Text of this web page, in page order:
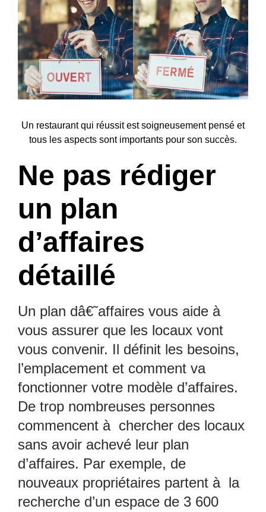
Un restaurant qui réussit est soigneusement pensé et
tous les aspects sont importants pour son succès.
Ne pas rédiger
un plan
d’affaires
détaillé
Un plan dâ€˜affaires vous aide à
vous assurer que les locaux vont
vous convenir. Il définit les besoins,
l’emplacement et comment va
fonctionner votre modèle d’affaires.
De trop nombreuses personnes
commencent à chercher des locaux
sans avoir achevé leur plan
d’affaires. Par exemple, de
nouveaux propriétaires partent à la
recherche d’un espace de 3 600